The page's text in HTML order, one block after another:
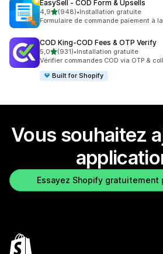
EasySell ‑ COD Form & Upsells
4,9étoile(s) sur 5
(948)
948 avis au total
•Installation gratuite
Formulaire de commande paiement à
COD King‑COD Fees & OTP Verify
5,0étoile(s) sur 5
(931)
931 avis au total
•Installation gratuite
Vérifier commandes COD via OTP &
Built for Shopify
Vous souhaitez
Essayez Shopify gratuitement